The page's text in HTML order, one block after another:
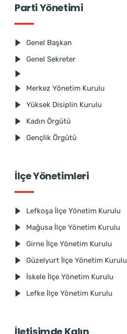
Parti Yönetimi
Genel Başkan
Genel Sekreter
Merkez Yönetim Kurulu
Yüksek Disiplin Kurulu
Kadın Örgütü
Gençlik Örgütü
İlçe Yönetimleri
Lefkoşa İlçe Yönetim Kurulu
Mağusa İlçe Yönetim Kurulu
Girne İlçe Yönetim Kurulu
Güzelyurt İlçe Yönetim Kurulu
İskele İlçe Yönetim Kurulu
Lefke İlçe Yönetim Kurulu